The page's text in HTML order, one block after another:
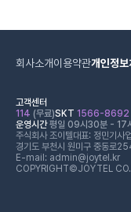
회사소개이용약관개인정보
고객센터
114 (무료)SKT 1566-8692
운영시간평일 09시30분 - 17
주식회사 조이텔대표: 정민기 사
경기도 부천시 원미구 중동로
E-mail: admin@joytel.kr
COPYRIGHT©JOYTEL